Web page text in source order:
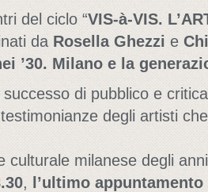
del ciclo “VIS-à-VIS.
da Rosella Ghezzi e
’30. Milano e la
di pubblico e
degli artisti
culturale milanese degli
,
l’ultimo